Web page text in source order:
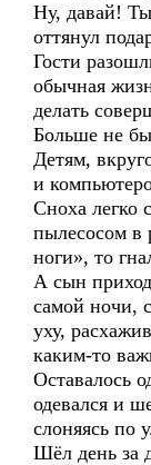
Ну, давай!
оттянул
Гости
обычная
делать
Больше не
Детям,
и
Сноха легко
пылесосом в
ноги», то
А сын
самой ночи,
уху,
каким-то
Оставалось
одевался и
слоняясь по
Шёл день за